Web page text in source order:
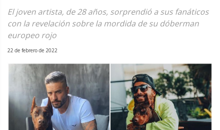
El joven artista, de 28 años, sorprendió a sus fanáticos
con la revelación sobre la mordida de su dóberman
europeo rojo
22 de febrero de 2022